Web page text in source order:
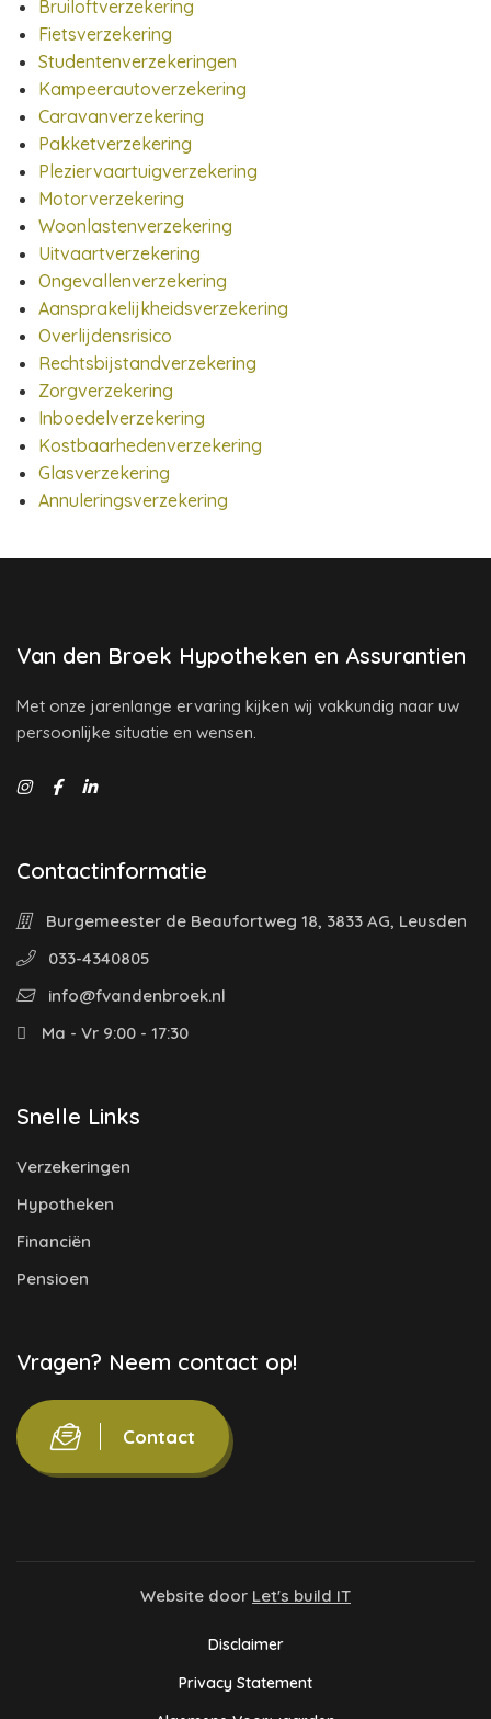
Bruiloftverzekering
Fietsverzekering
Studentenverzekeringen
Kampeerautoverzekering
Caravanverzekering
Pakketverzekering
Pleziervaartuigverzekering
Motorverzekering
Woonlastenverzekering
Uitvaartverzekering
Ongevallenverzekering
Aansprakelijkheidsverzekering
Overlijdensrisico
Rechtsbijstandverzekering
Zorgverzekering
Inboedelverzekering
Kostbaarhedenverzekering
Glasverzekering
Annuleringsverzekering
Van den Broek Hypotheken en Assurantien
Met onze jarenlange ervaring kijken wij vakkundig naar uw
persoonlijke situatie en wensen.
Contactinformatie
Burgemeester de Beaufortweg 18, 3833 AG, Leusden
033-4340805
info@fvandenbroek.nl
Ma - Vr 9:00 - 17:30
Snelle Links
Verzekeringen
Hypotheken
Financiën
Pensioen
Vragen? Neem contact op!
Contact
Website door Let's build IT
Disclaimer
Privacy Statement